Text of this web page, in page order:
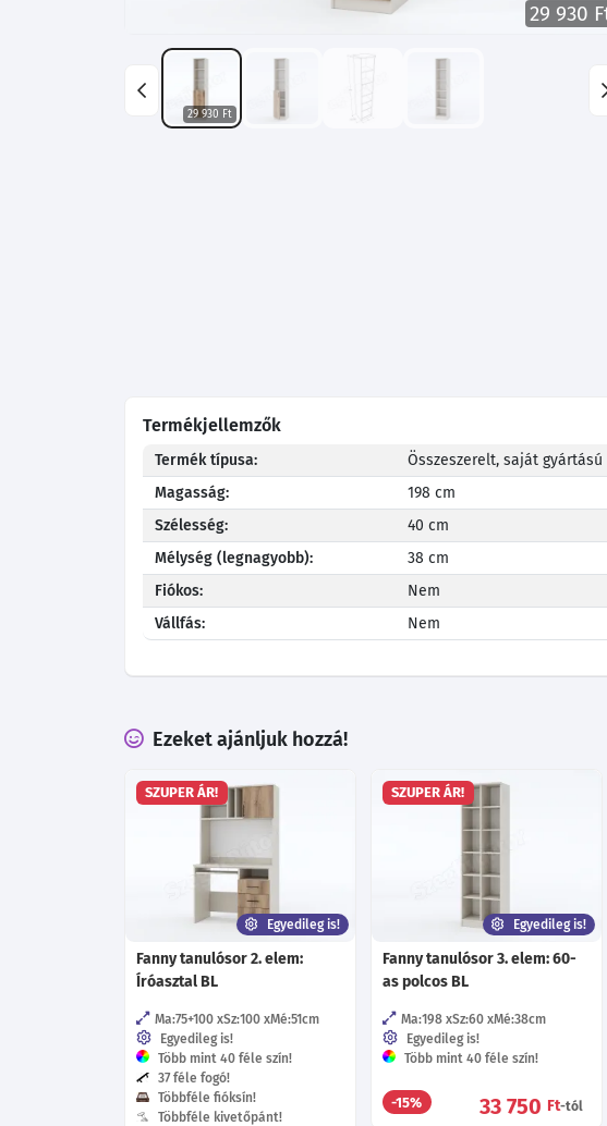
29 930
29 930 Ft
Termékjellemzők
Termék típusa:
Összeszerelt, saját gyártású
Magasság:
198 cm
Szélesség:
40 cm
Mélység (legnagyobb):
38 cm
Fiókos:
Nem
Vállfás:
Nem
Ezeket ajánljuk hozzá!
SZUPER ÁR!
Egyedileg is!
Fanny tanulósor 2. elem:
Íróasztal BL
Ma:75+100 Sz:100 Mé:51cm
Egyedileg is!
Több mint 40 féle szín!
37 féle fogó!
Többféle fióksín!
Többféle kivetőpánt!
SZUPER ÁR!
Egyedileg is!
Fanny tanulósor 3. elem: 60-
as polcos BL
Ma:198 Sz:60 Mé:38cm
Egyedileg is!
Több mint 40 féle szín!
-15% 33 750 Ft-tól